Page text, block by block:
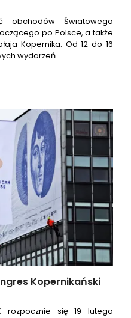
obchodów Światowego
po Polsce, a także
Kopernika. Od 12 do 16
wydarzeń…
Kopernikański
rozpocznie się 19 lutego